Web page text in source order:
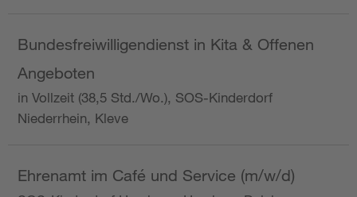
Bundesfreiwilligendienst in Kita & Offenen
Angeboten
in Vollzeit (38,5 Std./Wo.), SOS-Kinderdorf
Niederrhein, Kleve
Ehrenamt im Café und Service (m/w/d)